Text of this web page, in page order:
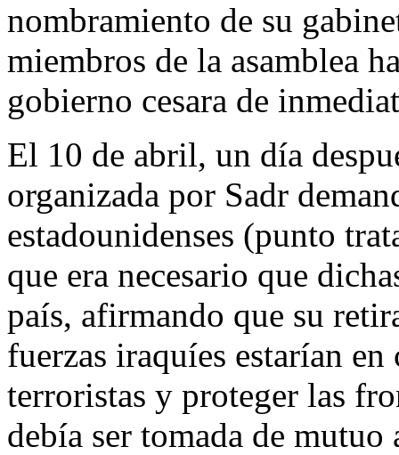
nombramiento de su
miembros de la asamblea
gobierno cesara de
El 10 de abril, un día
organizada por Sadr
estadounidenses (punto
que era necesario que
país, afirmando que su
fuerzas iraquíes estarían
terroristas y proteger las
debía ser tomada de